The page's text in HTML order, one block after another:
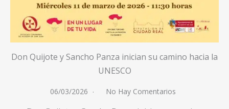
Don Quijote y Sancho Panza inician su camino hacia la
UNESCO
06/03/2026 No Hay Comentarios